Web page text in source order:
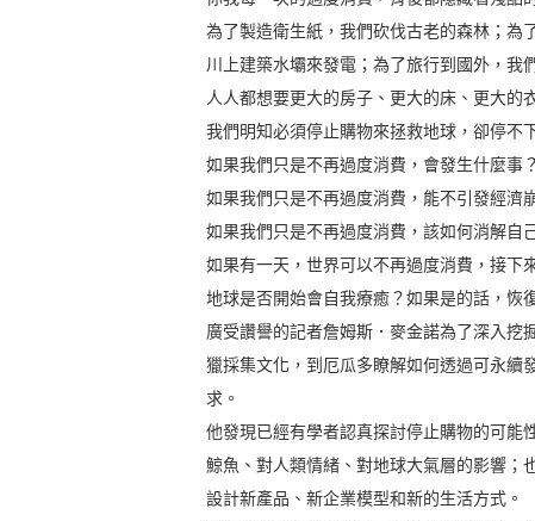
為了製造衛生紙，我們砍伐古老的森林；為
川上建築水壩來發電；為了旅行到國外，我
人人都想要更大的房子、更大的床、更大的
我們明知必須停止購物來拯救地球，卻停不
如果我們只是不再過度消費，會發生什麼事？
如果我們只是不再過度消費，能不引發經濟
如果我們只是不再過度消費，該如何消解自
如果有一天，世界可以不再過度消費，接下
地球是否開始會自我療癒？如果是的話，恢
廣受讚譽的記者詹姆斯．麥金諾為了深入挖
獵採集文化，到厄瓜多瞭解如何透過可永續
求。
他發現已經有學者認真探討停止購物的可能
鯨魚、對人類情緒、對地球大氣層的影響；
設計新產品、新企業模型和新的生活方式。